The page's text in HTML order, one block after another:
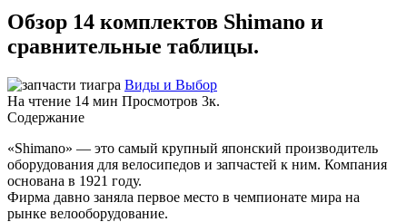
Обзор 14 комплектов Shimano и
сравнительные таблицы.
Виды и Выбор
На чтение 14 мин Просмотров 3к.
Содержание
«Shimano» — это самый крупный японский производитель
оборудования для велосипедов и запчастей к ним. Компания
основана в 1921 году.
Фирма давно заняла первое место в чемпионате мира на
рынке велооборудование.